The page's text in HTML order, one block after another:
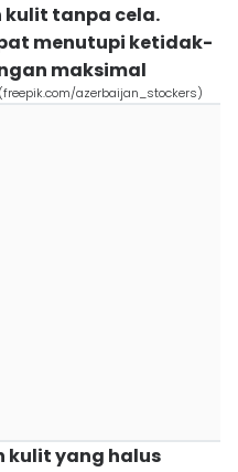
kulit tanpa cela.
menutupi ketidak-
maksimal
azerbaijan_stockers)
kulit yang halus